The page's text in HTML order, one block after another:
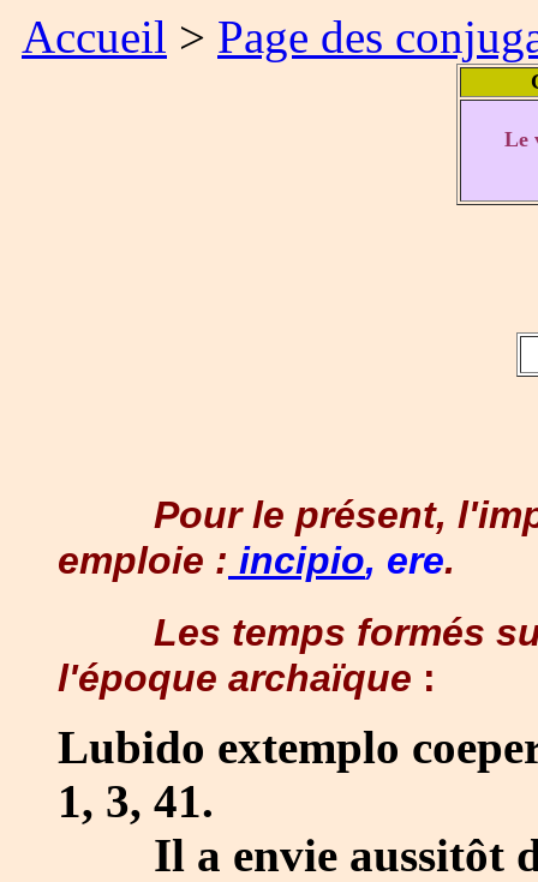
Accueil > Page des
Le
Pour le présent,
emploie : incipio, ere.
Les temps formés
l'époque archaïque :
Lubido extemplo
1, 3, 41.
Il a envie aussitôt